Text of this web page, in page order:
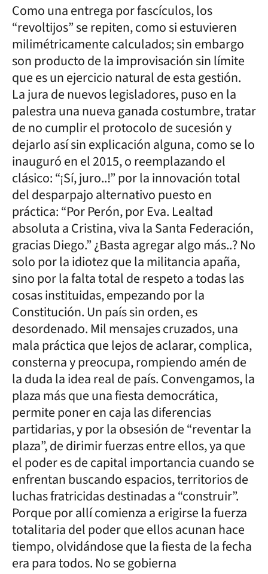
Como una entrega por fascículos, los
“revoltijos” se repiten, como si estuvieren
milimétricamente calculados; sin embargo
son producto de la improvisación sin límite
que es un ejercicio natural de esta gestión.
La jura de nuevos legisladores, puso en la
palestra una nueva ganada costumbre, tratar
de no cumplir el protocolo de sucesión y
dejarlo así sin explicación alguna, como se lo
inauguró en el 2015, o reemplazando el
clásico: “¡Sí, juro..!” por la innovación total
del desparpajo alternativo puesto en
práctica: “Por Perón, por Eva. Lealtad
absoluta a Cristina, viva la Santa Federación,
gracias Diego.” ¿Basta agregar algo más..? No
solo por la idiotez que la militancia apaña,
sino por la falta total de respeto a todas las
cosas instituidas, empezando por la
Constitución. Un país sin orden, es
desordenado. Mil mensajes cruzados, una
mala práctica que lejos de aclarar, complica,
consterna y preocupa, rompiendo amén de
la duda la idea real de país. Convengamos, la
plaza más que una fiesta democrática,
permite poner en caja las diferencias
partidarias, y por la obsesión de “reventar la
plaza”, de dirimir fuerzas entre ellos, ya que
el poder es de capital importancia cuando se
enfrentan buscando espacios, territorios de
luchas fratricidas destinadas a “construir”.
Porque por allí comienza a erigirse la fuerza
totalitaria del poder que ellos acunan hace
tiempo, olvidándose que la fiesta de la fecha
era para todos. No se gobierna